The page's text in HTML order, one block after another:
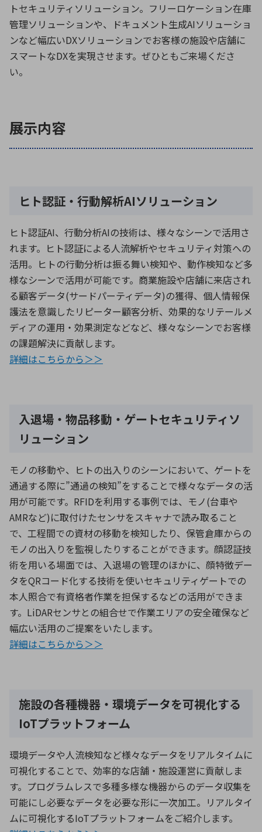
シミュレーター
トセキュリティソリューション。フリーロケーション在庫
管理ソリューションや、ドキュメント生成AIソリューショ
ンなど幅広いDXソリューションでお客様の施設や店舗に
スマートなDXを実現させます。ぜひともご来場くださ
い。
展示内容
ヒト認証・行動解析AIソリューション
ヒト認証AI、行動分析AIの技術は、様々なシーンで活用さ
れます。ヒト認証による人流解析やセキュリティ対策への
活用。ヒトの行動分析は振る舞い検知や、動作検知など多
様なシーンで活用が可能です。商業施設や店舗に来店され
る顧客データ(サードパーティデータ)の獲得、個人情報保
護法を意識したリピーター顧客分析、効果的なリテールメ
ディアの運用・効果測定などなど、様々なシーンでお客様
の課題解決に貢献します。
詳細はこちらから＞＞
入退場・物品移動・ゲートセキュリティソ
リューション
モノの移動や、ヒトの出入りのシーンにおいて、ゲートを
通過する際に”通過の検知”をすることで様々なデータの活
用が可能です。RFIDを利用する事例では、モノ(台車や
AMRなど)に取付けたセンサをスキャナで読み取ること
で、工程間での資材の移動を検知したり、保管倉庫からの
モノの出入りを監視したりすることができます。顔認証技
術を用いる場面では、入退場の管理のほかに、顔特徴デー
タをQRコード化する技術を使いセキュリティゲートでの
本人照合で有資格者作業を担保するなどの活用ができま
す。LiDARセンサとの組合せで作業エリアの安全確保など
幅広い活用のご提案をいたします。
詳細はこちらから＞＞
施設の各種機器・環境データを可視化する
IoTプラットフォーム
環境データや人流検知など様々なデータをリアルタイムに
可視化することで、効率的な店舗・施設運営に貢献しま
す。プログラムレスで多種多様な機器からのデータ収集を
可能にし必要なデータを必要な形に一次加工。リアルタイ
ムに可視化するIoTプラットフォームをご紹介します。